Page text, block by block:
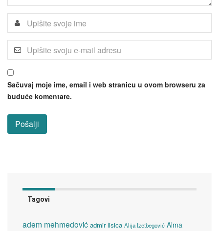
Sačuvaj moje ime, email i web stranicu u ovom browseru za
buduće komentare.
Tagovi
adem mehmedović admir lisica Alija Izetbegović Alma